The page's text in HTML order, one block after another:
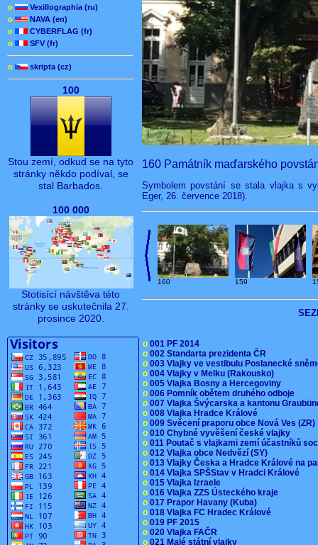
o
Vexillographia (ru)
o
NAVA (en)
o
CYBERFLAG (fr)
o
SFV (fr)
o skripta (cz)
100
Stou zemí, odkud se na tyto
stránky někdo podíval, se
stal Barbados.
100 000
Stotisící návštěva této
stránky se uskutečnila 27.
prosince 2020.
160 Památník maďarského
Symbolem povstání se stala vlajka s
Eger, 26. července 2018).
160 159
o 001 PF 2014
o 002 Standarta prezidenta ČR
o 003 Vlajky ve vestibulu Poslanecké
o 004 Vlajky v Melku (Rakousko)
o 005 Vlajka Bosny a Hercegoviny
o 006 Pomník obětem druhého odboje
o 007 Vlajka Švýcarska a kantonu
o 008 Vlajka Hradce Králové
o 009 Svěcení praporu obce Nová Ves
o 010 Chybné vyvěšení české vlajky
o 011 Poutač s vlajkami zemí účastníků
o 012 Vlajka obce Nedvězí (SY)
o 013 Vlajky Česka a Hradce Králové na
o 014 Vlajka SPŠStav v Hradci Králové
o 015 Vlajka Izraele
o 016 Vlajka ZZS Ústeckého kraje
o 017 Prapor Havany (Kuba)
o 018 Vlajka FC Hradec Králové
o 019 PF 2015
o 020 Vlajka FAČR
o 021 Malé státní vlajky